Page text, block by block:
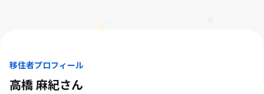
移住者プロフィール
高橋 麻紀さん